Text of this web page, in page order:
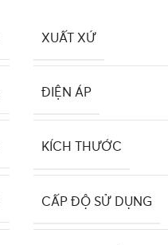
XUẤT XỨ
ĐIỆN ÁP
KÍCH THƯỚC
CẤP ĐỘ SỬ DỤNG